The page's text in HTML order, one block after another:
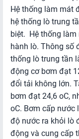
Hệ thống làm mát
hệ thống lò trung
biệt. Hệ thống
hành lò. Thông số
thống lò trung tần
động cơ bơm đạt
đổi tải không lớn.
bơm đạt 24,6 oC,
oC. Bơm cấp nước
độ nước ra khỏi lò
động và cung cấp